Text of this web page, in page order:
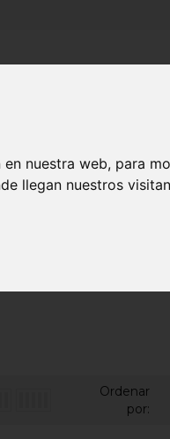
nuestra web, para
llegan nuestros
Ordenar
por: